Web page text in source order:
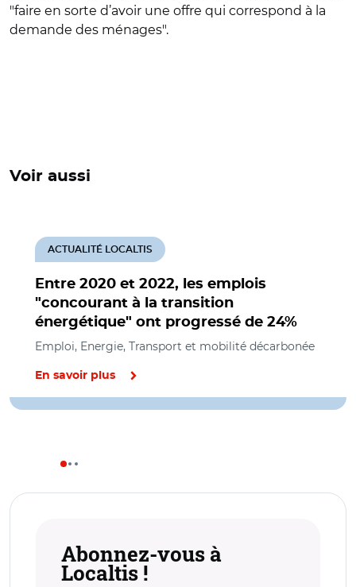
"faire en sorte d’avoir une offre qui correspond à la
demande des ménages".
Voir aussi
Entre 2020 et 2022, les emplois
"concourant à la transition
énergétique" ont progressé de 24%
ACTUALITÉ LOCALTIS
Emploi, Energie, Transport et mobilité décarbonée
En savoir plus
Abonnez-vous à
Localtis !